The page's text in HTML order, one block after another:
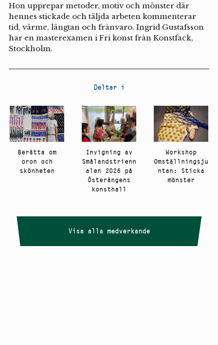
Hon upprepar metoder, motiv och mönster där
hennes stickade och täljda arbeten kommenterar
tid, värme, längtan och frånvaro. Ingrid Gustafsson
har en masterexamen i Fri konst från Konstfack,
Stockholm.
Deltar i
Berätta om
oron och
skönheten
Invigning av
Smålandstrienn
alen 2026 på
Österängens
konsthall
Workshop
Omställningsju
ntan: Sticka
mönster
Visa alla medverkande